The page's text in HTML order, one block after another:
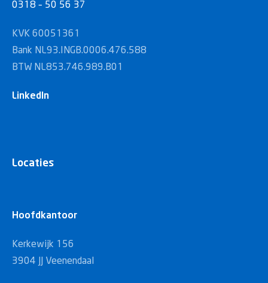
0318 – 50 56 37
KVK 60051361
Bank NL93.INGB.0006.476.588
BTW NL853.746.989.B01
LinkedIn
Locaties
Hoofdkantoor
Kerkewijk 156
3904 JJ Veenendaal